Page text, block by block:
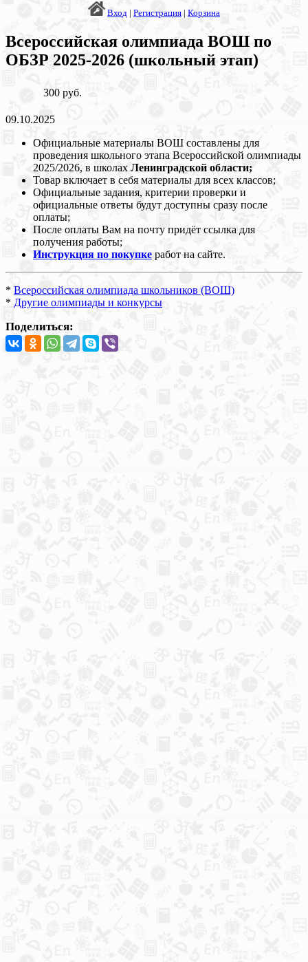
Вход | Регистрация | Корзина
Всероссийская олимпиада ВОШ по
ОБЗР 2025-2026 (школьный этап)
300 руб.
09.10.2025
Официальные материалы ВОШ составлены для
проведения школьного этапа Всероссийской олимпиады
2025/2026, в школах Ленинградской области;
Товар включает в себя материалы для всех классов;
Официальные задания, критерии проверки и
официальные ответы будут доступны сразу после
оплаты;
После оплаты Вам на почту придёт ссылка для
получения работы;
Инструкция по покупке работ на сайте.
* Всероссийская олимпиада школьников (ВОШ)
* Другие олимпиады и конкурсы
Поделиться: